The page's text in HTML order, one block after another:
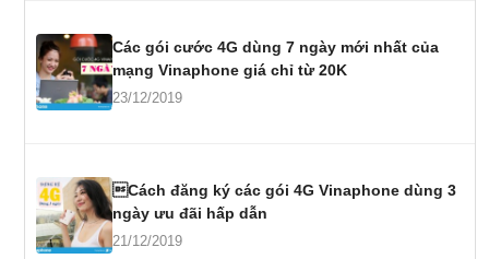
Các gói cước 4G dùng 7 ngày mới nhất của
mạng Vinaphone giá chỉ từ 20K
23/12/2019
Cách đăng ký các gói 4G Vinaphone dùng 3
ngày ưu đãi hấp dẫn
21/12/2019